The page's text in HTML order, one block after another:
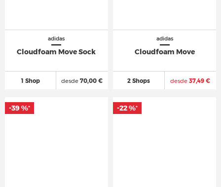
adidas
Cloudfoam Move Sock
1 Shop desde 70,00 €
adidas
Cloudfoam Move
2 Shops desde 37,49 €
-39 %* -22 %*